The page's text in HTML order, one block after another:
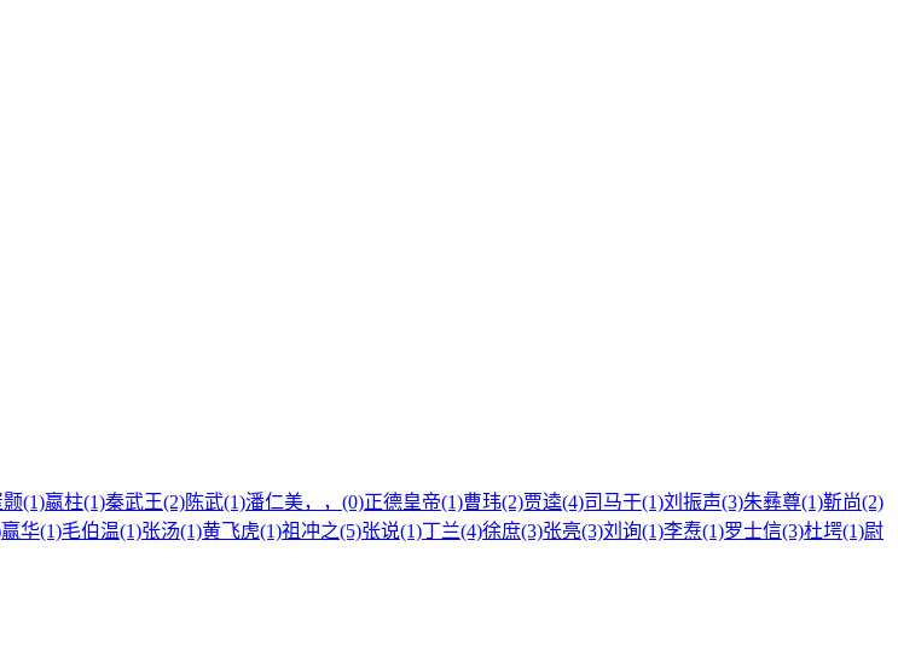
(1)嬴柱(1)秦武王(2)陈武(1)潘仁美，，(0)正德皇帝(1)曹玮(2)贾逵(4)司马干(1)刘振声(3)朱彝尊(1)靳尚(2)
赢华(1)毛伯温(1)张汤(1)黄飞虎(1)祖冲之(5)张说(1)丁兰(4)徐庶(3)张亮(3)刘询(1)李焘(1)罗士信(3)杜堮(1)尉